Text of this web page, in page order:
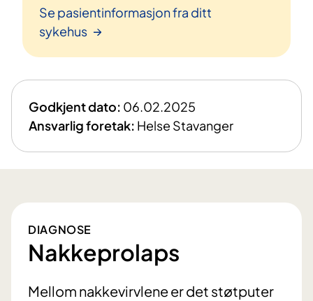
Se pasientinformasjon fra ditt
sykehus
Godkjent dato: 06.02.2025
Ansvarlig foretak: Helse Stavanger
DIAGNOSE
Nakkeprolaps
Mellom nakkevirvlene er det støtputer